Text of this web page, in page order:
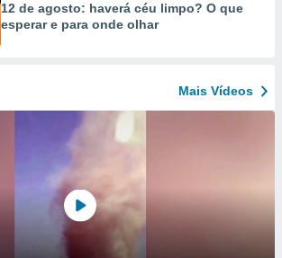
12 de agosto: haverá céu limpo? O que
esperar e para onde olhar
Mais Vídeos